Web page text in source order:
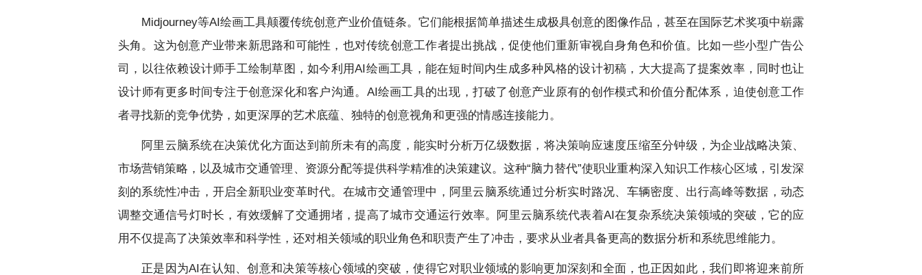
Midjourney等AI绘画工具颠覆传统创意产业价值链条。它们能根据简单描述生成极具创意的图像作品，甚至在国际艺术奖项中崭露
头角。这为创意产业带来新思路和可能性，也对传统创意工作者提出挑战，促使他们重新审视自身角色和价值。比如一些小型广告公
司，以往依赖设计师手工绘制草图，如今利用AI绘画工具，能在短时间内生成多种风格的设计初稿，大大提高了提案效率，同时也让
设计师有更多时间专注于创意深化和客户沟通。AI绘画工具的出现，打破了创意产业原有的创作模式和价值分配体系，迫使创意工作
者寻找新的竞争优势，如更深厚的艺术底蕴、独特的创意视角和更强的情感连接能力。
阿里云脑系统在决策优化方面达到前所未有的高度，能实时分析万亿级数据，将决策响应速度压缩至分钟级，为企业战略决策、
市场营销策略，以及城市交通管理、资源分配等提供科学精准的决策建议。这种“脑力替代”使职业重构深入知识工作核心区域，引发深
刻的系统性冲击，开启全新职业变革时代。在城市交通管理中，阿里云脑系统通过分析实时路况、车辆密度、出行高峰等数据，动态
调整交通信号灯时长，有效缓解了交通拥堵，提高了城市交通运行效率。阿里云脑系统代表着AI在复杂系统决策领域的突破，它的应
用不仅提高了决策效率和科学性，还对相关领域的职业角色和职责产生了冲击，要求从业者具备更高的数据分析和系统思维能力。
正是因为AI在认知、创意和决策等核心领域的突破，使得它对职业领域的影响更加深刻和全面，也正因如此，我们即将迎来前所